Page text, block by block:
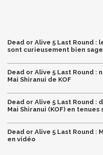
Dead or Alive 5 Last Round :
sont curieusement bien
Dead or Alive 5 Last Round :
Mai Shiranui de KOF
Dead or Alive 5 Last Round :
Mai Shiranui (KOF) en tenues
Dead or Alive 5 Last Round :
en vidéo